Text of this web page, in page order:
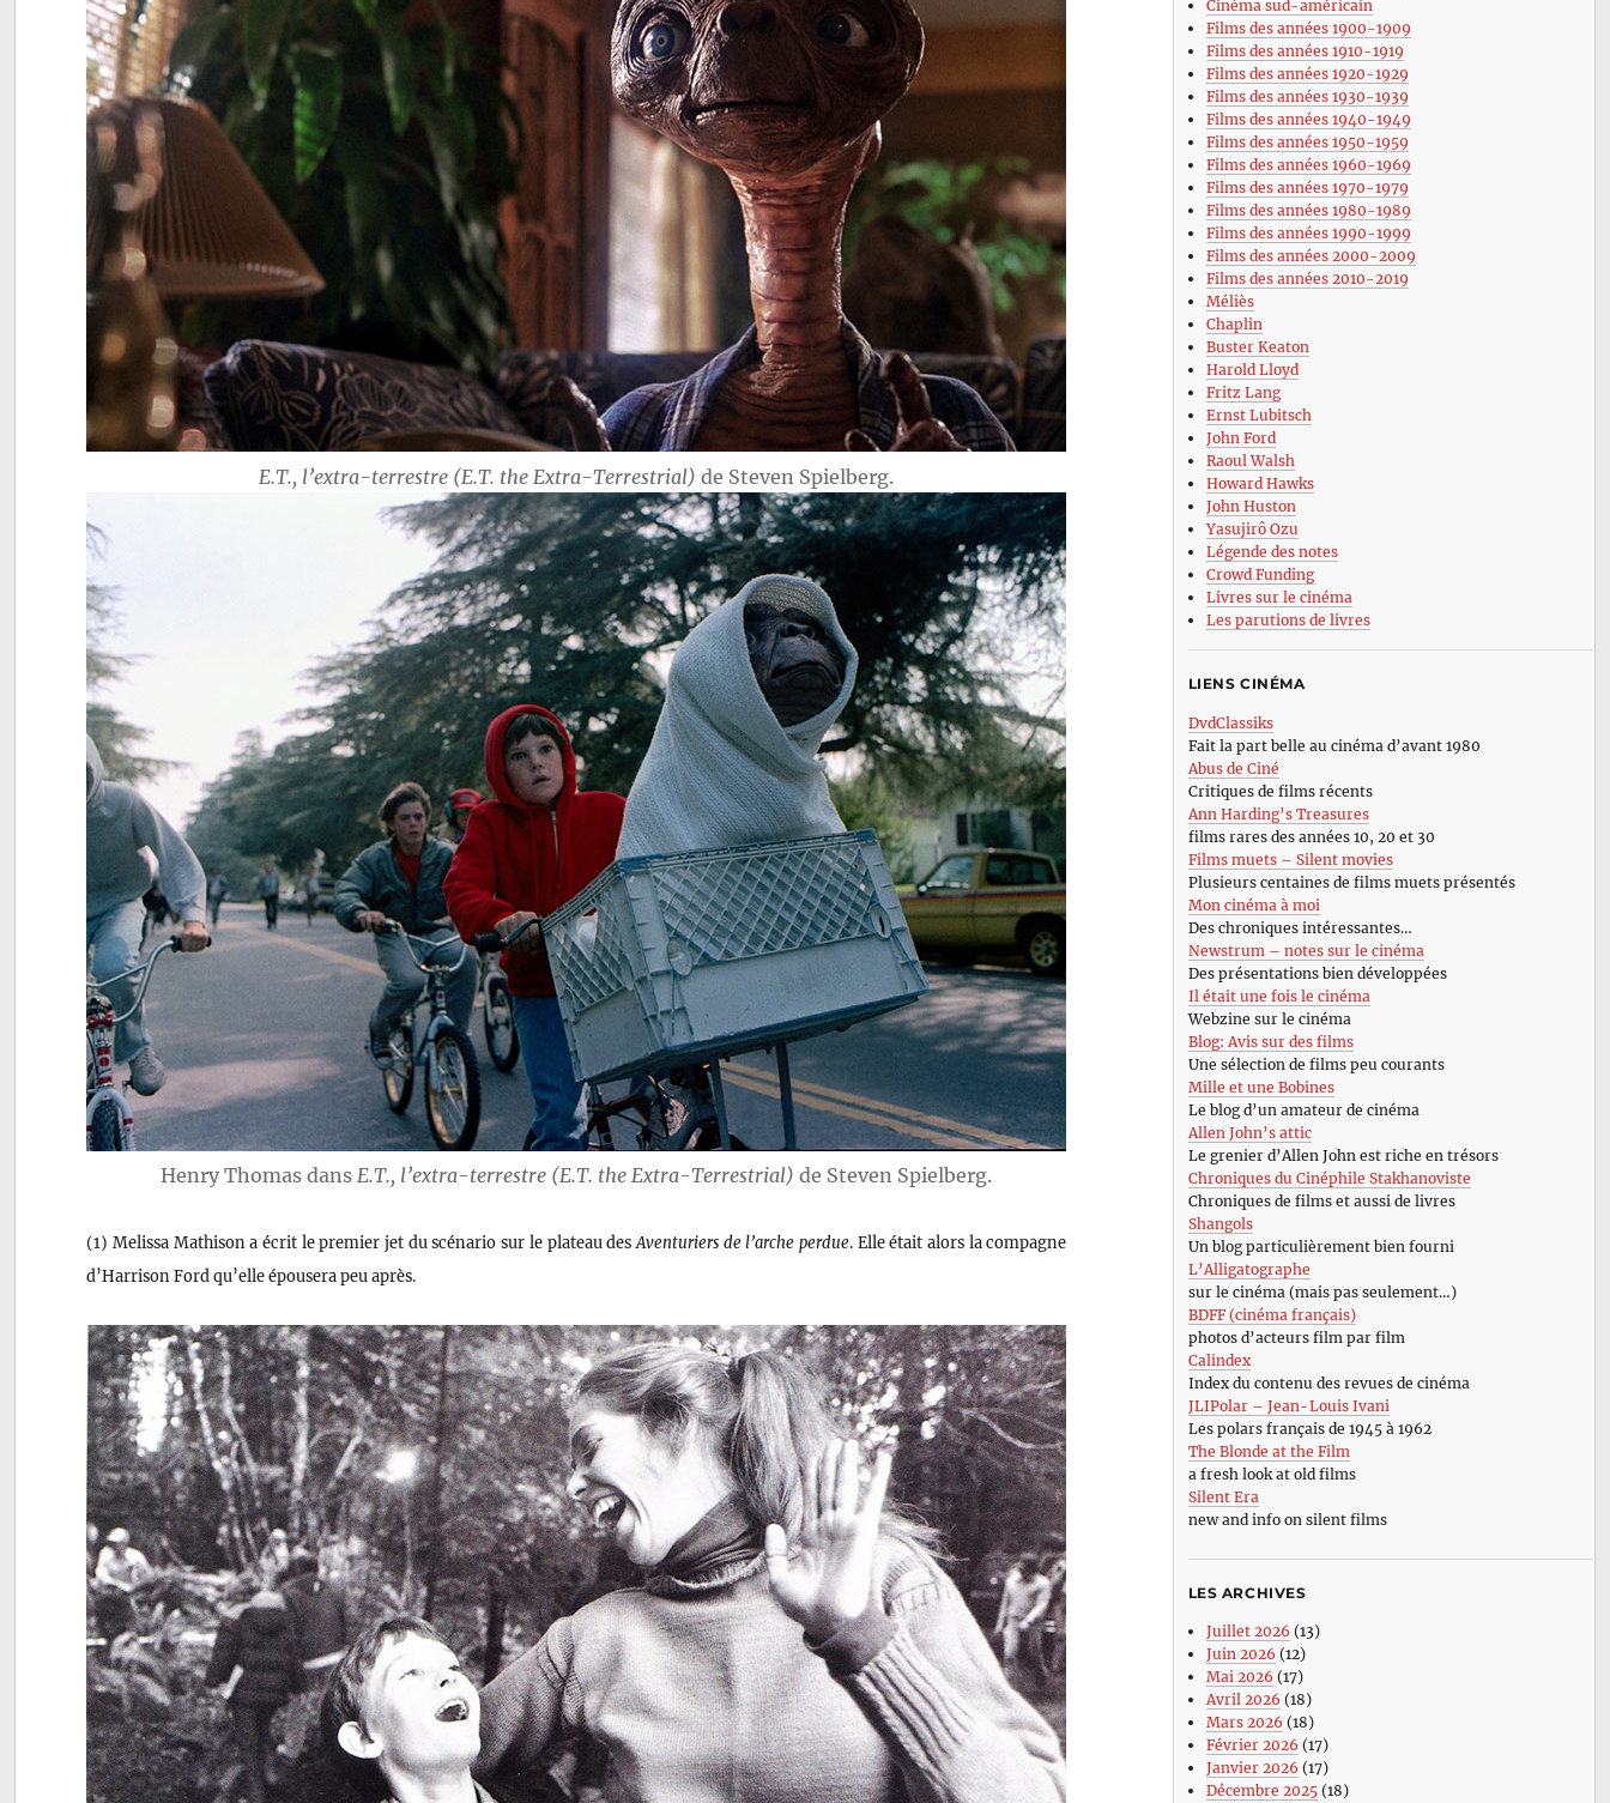
E.T., l’extra-terrestre (E.T. the Extra-Terrestrial) de Steven Spielberg.
Henry Thomas dansE.T., l’extra-terrestre (E.T. the Extra-Terrestrial) de Steven Spielberg.
(1) Melissa Mathison a écrit le premier jet du scénario sur le plateau desAventuriers de l’arche perdue. Elle était alors la compagne
d’Harrison Ford qu’elle épousera peu après.
Cinéma sud-américain
Films des années 1900-1909
Films des années 1910-1919
Films des années 1920-1929
Films des années 1930-1939
Films des années 1940-1949
Films des années 1950-1959
Films des années 1960-1969
Films des années 1970-1979
Films des années 1980-1989
Films des années 1990-1999
Films des années 2000-2009
Films des années 2010-2019
Méliès
Chaplin
Buster Keaton
Harold Lloyd
Fritz Lang
Ernst Lubitsch
John Ford
Raoul Walsh
Howard Hawks
John Huston
Yasujirô Ozu
Légende des notes
Crowd Funding
Livres sur le cinéma
Les parutions de livres
LIENS CINÉMA
DvdClassiks
Fait la part belle au cinéma d’avant 1980
Abus de Ciné
Critiques de films récents
Ann Harding’s Treasures
films rares des années 10, 20 et 30
Films muets – Silent movies
Plusieurs centaines de films muets présentés
Mon cinéma à moi
Des chroniques intéressantes…
Newstrum – notes sur le cinéma
Des présentations bien développées
Il était une fois le cinéma
Webzine sur le cinéma
Blog: Avis sur des films
Une sélection de films peu courants
Mille et une Bobines
Le blog d’un amateur de cinéma
Allen John’s attic
Le grenier d’Allen John est riche en trésors
Chroniques du Cinéphile Stakhanoviste
Chroniques de films et aussi de livres
Shangols
Un blog particulièrement bien fourni
L’Alligatographe
sur le cinéma (mais pas seulement…)
BDFF (cinéma français)
photos d’acteurs film par film
Calindex
Index du contenu des revues de cinéma
JLIPolar – Jean-Louis Ivani
Les polars français de 1945 à 1962
The Blonde at the Film
a fresh look at old films
Silent Era
new and info on silent films
LES ARCHIVES
Juillet 2026 (13)
Juin 2026 (12)
Mai 2026 (17)
Avril 2026 (18)
Mars 2026 (18)
Février 2026 (17)
Janvier 2026 (17)
Décembre 2025(18)